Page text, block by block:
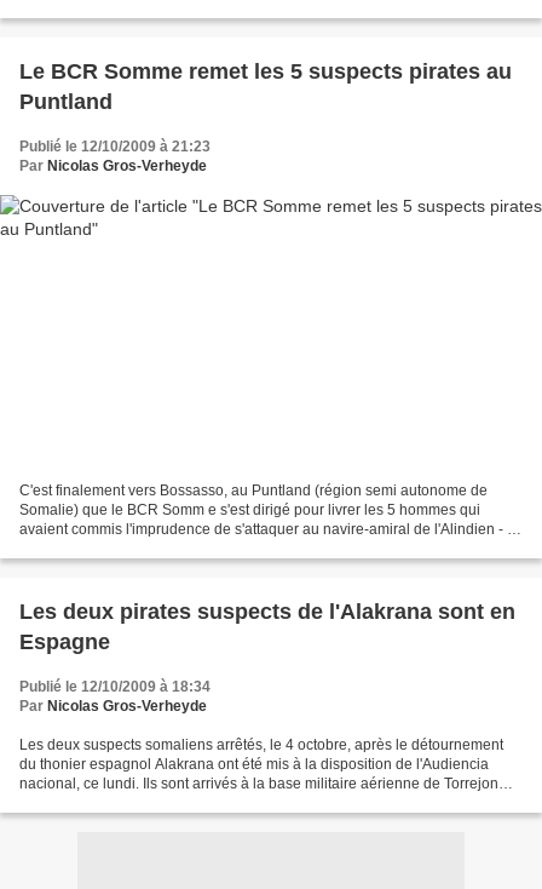
Le BCR Somme remet les 5 suspects pirates au
Puntland
Publié le 12/10/2009 à 21:23
Par Nicolas Gros-Verheyde
C'est finalement vers Bossasso, au Puntland (région semi autonome de
Somalie) que le BCR Somm e s'est dirigé pour livrer les 5 hommes qui
avaient commis l'imprudence de s'attaquer au navire-amiral de l'Alindien - le
Les deux pirates suspects de l'Alakrana sont en
Espagne
Publié le 12/10/2009 à 18:34
Par Nicolas Gros-Verheyde
Les deux suspects somaliens arrêtés, le 4 octobre, après le détournement
du thonier espagnol Alakrana ont été mis à la disposition de l'Audiencia
nacional, ce lundi. Ils sont arrivés à la base militaire aérienne de Torrejon